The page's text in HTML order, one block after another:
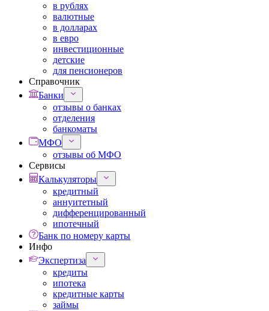
в рублях
валютные
в долларах
в евро
инвестиционные
детские
для пенсионеров
Справочник
Банки
отзывы о банках
отделения
банкоматы
МФО
отзывы об МФО
Сервисы
Калькуляторы
кредитный
аннуитетный
дифференцированный
ипотечный
Банк по номеру карты
Инфо
Экспертиза
кредиты
ипотека
кредитные карты
займы